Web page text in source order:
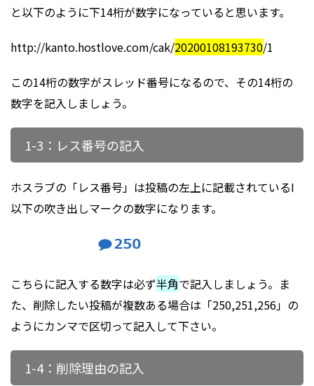
と以下のように下14桁が数字になっていると思います。
http://kanto.hostlove.com/cak/20200108193730/1
この14桁の数字がスレッド番号になるので、その14桁の
数字を記入しましょう。
1-3：レス番号の記入
ホスラブの「レス番号」は投稿の左上に記載されているI
以下の吹き出しマークの数字になります。
こちらに記入する数字は必ず半角で記入しましょう。ま
た、削除したい投稿が複数ある場合は「250,251,256」の
ようにカンマで区切って記入して下さい。
1-4：削除理由の記入